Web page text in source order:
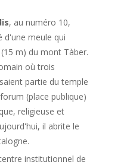
, au numéro 10,
d'une meule qui
m) du mont Tàber.
où trois
partie du temple
(place publique)
religieuse et
il abrite le
institutionnel de